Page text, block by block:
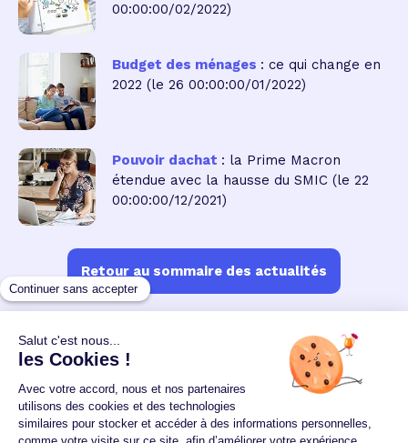
00:00:00/02/2022)
Budget des ménages : ce qui change en
2022 (le 26 00:00:00/01/2022)
Pouvoir dachat : la Prime Macron
étendue avec la hausse du SMIC (le 22
00:00:00/12/2021)
Retour au sommaire des actualités
Un crédit vous engage et doit être remboursé.
Vérifiez vos capacités de remboursement avant de
vous engager.